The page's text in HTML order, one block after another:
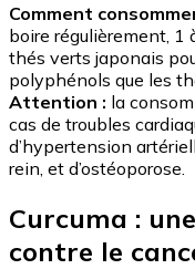
Comment
boire régulièrement, 1
thés verts japonais
polyphénols que les
Attention : la
cas de troubles
d’hypertension
rein, et d’ostéoporose.
Curcuma :
contre le